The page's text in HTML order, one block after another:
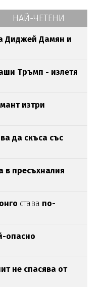
НАЙ-ЧЕТЕНИ
Диджей Дамян и
Тръмп - излетя
изтри
да скъса със
в пресъхналия
става по-
опасно
не спасява от